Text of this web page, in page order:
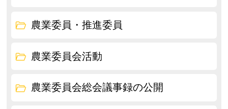
農業委員・推進委員
農業委員会活動
農業委員会総会議事録の公開